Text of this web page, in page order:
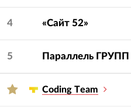
4 «Сайт 52»
5 Параллель ГРУПП
Сoding Тeam